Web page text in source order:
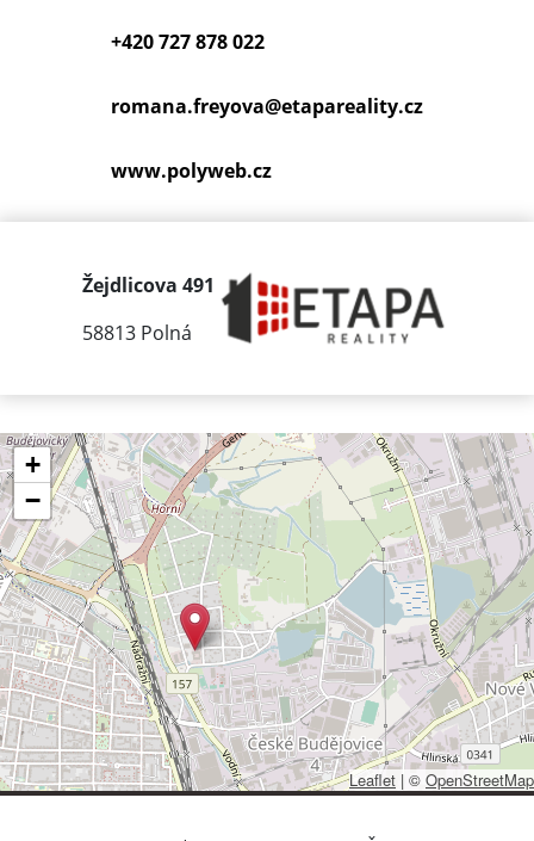
+420 727 878 022
romana.freyova@etapareality.cz
www.polyweb.cz
Žejdlicova 491
58813 Polná
+
−
Leaflet | © OpenStreetMap